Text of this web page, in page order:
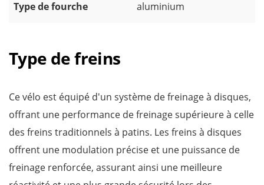
Type de fourche aluminium
Type de freins
Ce vélo est équipé d'un système de freinage à disques,
offrant une performance de freinage supérieure à celle
des freins traditionnels à patins. Les freins à disques
offrent une modulation précise et une puissance de
freinage renforcée, assurant ainsi une meilleure